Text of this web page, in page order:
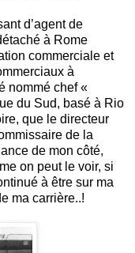
d’agent de
à Rome
commerciale et
à
nommé chef «
du Sud, basé à Rio
que le directeur
de la
de mon côté,
on peut le voir, si
à être sur ma
ma carrière..!